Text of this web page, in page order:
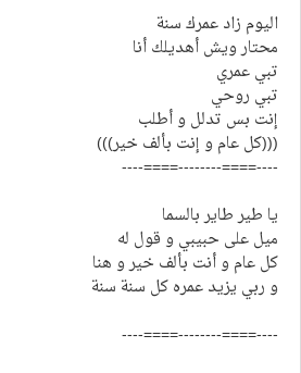
اليوم زاد عمرك سنة
محتار ويش أهديلك أنا
تبي عمري
تبي روحي
إنت بس تدلل و أطلب
(((كل عام و إنت بألف خير)))
----====--------====----
يا طير طاير بالسما
ميل على حبيبي و قول له
كل عام و أنت بألف خير و هنا
و ربي يزيد عمره كل سنة سنة
----====--------====----